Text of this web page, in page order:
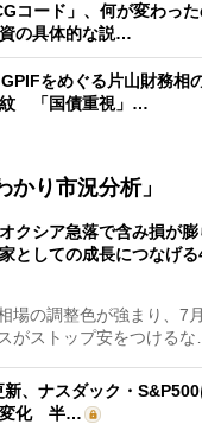
コード」、何が変わっ
の具体的な説…
GPIFをめぐる片山財務相
紋 「国債重視」…
り市況分析」
オクシア急落で含み損が
としての成長につなげ
場の調整色が強まり、7
がストップ安をつけるな…
新、ナスダック・
変化 半…